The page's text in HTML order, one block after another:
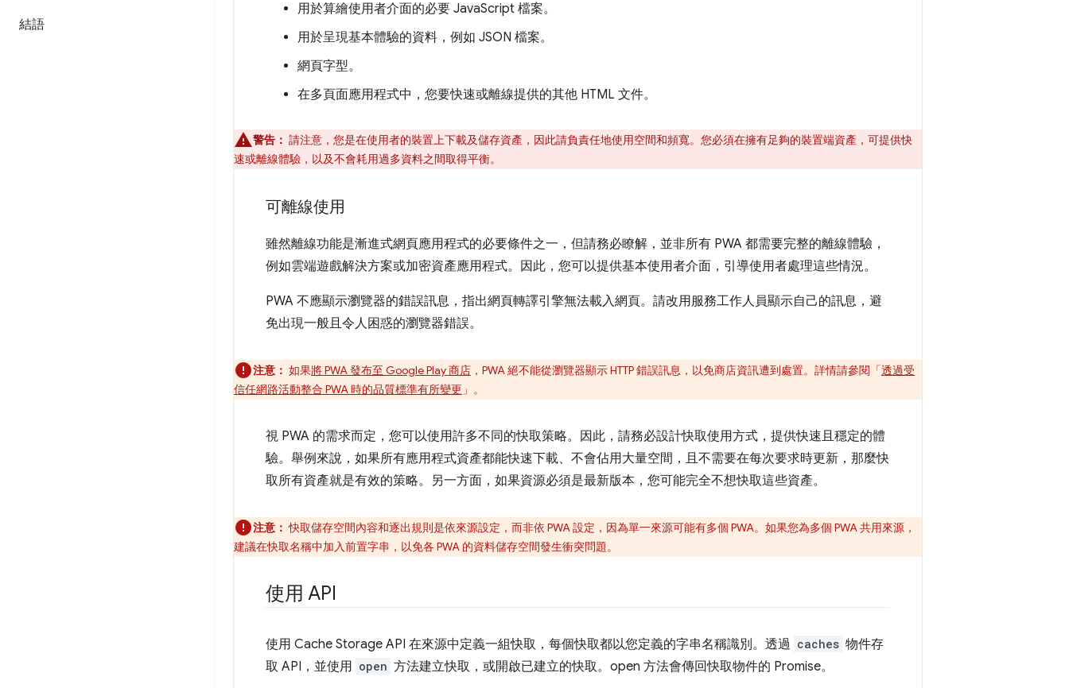
結語
用於算繪使用者介面的必要 JavaScript 檔案。
用於呈現基本體驗的資料，例如 JSON 檔案。
網頁字型。
在多頁面應用程式中，您要快速或離線提供的其他 HTML 文件。
警告： 請注意，您是在使用者的裝置上下載及儲存資產，因此請負責任地使用空間和頻寬。您必須在擁有足夠的裝置端資產，可提供快
速或離線體驗，以及不會耗用過多資料之間取得平衡。
可離線使用
雖然離線功能是漸進式網頁應用程式的必要條件之一，但請務必瞭解，並非所有 PWA 都需要完整的離線體驗，
例如雲端遊戲解決方案或加密資產應用程式。因此，您可以提供基本使用者介面，引導使用者處理這些情況。
PWA 不應顯示瀏覽器的錯誤訊息，指出網頁轉譯引擎無法載入網頁。請改用服務工作人員顯示自己的訊息，避
免出現一般且令人困惑的瀏覽器錯誤。
注意： 如果將 PWA 發布至 Google Play 商店 ，PWA 絕不能從瀏覽器顯示 HTTP 錯誤訊息，以免商店資訊遭到處置。詳情請參閱「透過受
信任網路活動整合 PWA 時的品質標準有所變更 」。
視 PWA 的需求而定，您可以使用許多不同的快取策略。因此，請務必設計快取使用方式，提供快速且穩定的體
驗。舉例來說，如果所有應用程式資產都能快速下載、不會佔用大量空間，且不需要在每次要求時更新，那麼快
取所有資產就是有效的策略。另一方面，如果資源必須是最新版本，您可能完全不想快取這些資產。
注意：快取儲存空間內容和逐出規則是依來源設定，而非依 PWA 設定，因為單一來源可能有多個 PWA。如果您為多個 PWA 共用來源，
建議在快取名稱中加入前置字串，以免各 PWA 的資料儲存空間發生衝突問題。
使用 API
使用 Cache Storage API 在來源中定義一組快取，每個快取都以您定義的字串名稱識別。透過 caches 物件存
取 API，並使用 open 方法建立快取，或開啟已建立的快取。open 方法會傳回快取物件的 Promise。